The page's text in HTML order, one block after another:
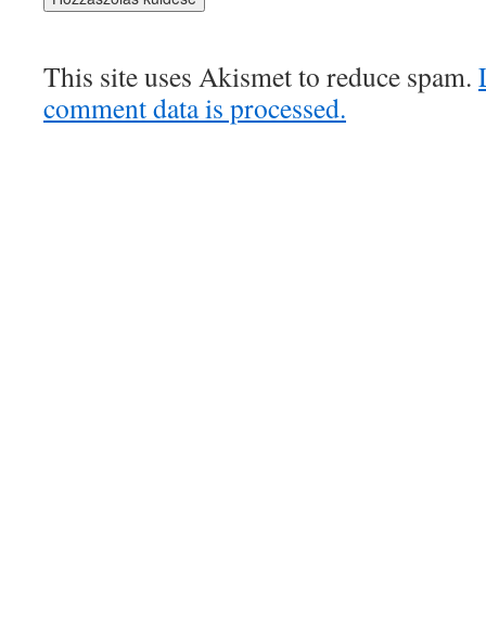
This site uses Akismet to reduce spam.
comment data is processed.